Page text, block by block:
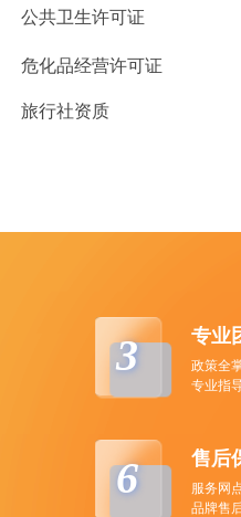
公共卫生许可证
危化品经营许可证
旅行社资质
3 专业
政策全
专业指
6 售后
服务网
品牌售